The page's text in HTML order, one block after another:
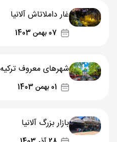
غار داملاتاش آلانیا
07 بهمن 1403
شهرهای معروف ترکیه
01 بهمن 1403
بازار بزرگ آلانیا